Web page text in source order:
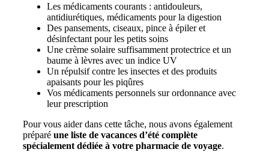
Les médicaments courants : antidouleurs,
antidiurétiques, médicaments pour la digestion
Des pansements, ciseaux, pince à épiler et
désinfectant pour les petits soins
Une crème solaire suffisamment protectrice et un
baume à lèvres avec un indice UV
Un répulsif contre les insectes et des produits
apaisants pour les piqûres
Vos médicaments personnels sur ordonnance avec
leur prescription
Pour vous aider dans cette tâche, nous avons également
préparé une liste de vacances d’été complète
spécialement dédiée à votre pharmacie de voyage.